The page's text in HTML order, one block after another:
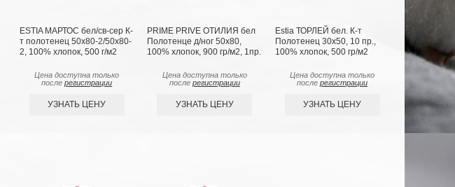
ESTIA МАРТОС бел/св-сер К-
т полотенец 50х80-2/50х80-
2, 100% хлопок, 500 г/м2
Цена доступна только
послерегистрации
УЗНАТЬ ЦЕНУ
PRIME PRIVE ОТИЛИЯ бел
Полотенце д/ног 50х80,
100% хлопок, 900 гр/м2, 1пр.
Цена доступна только
после регистрации
УЗНАТЬ ЦЕНУ
Estia ТОРЛЕЙ бел. К-т
Полотенец 30х50, 10 пр.,
100% хлопок, 500 гр/м2
Цена доступна только
послерегистрации
УЗНАТЬ ЦЕНУ